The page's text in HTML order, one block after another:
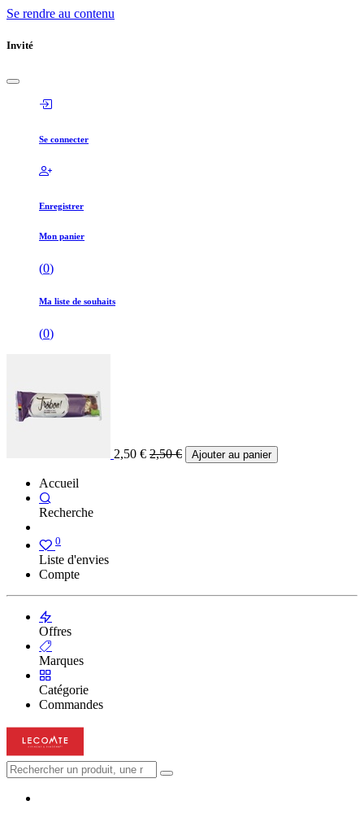
Se rendre au contenu
Invité
Se connecter
Enregistrer
Mon panier
(0)
Ma liste de souhaits
(0)
2,50 € 2,50€ Ajouter au panier
Accueil
Recherche
0
Liste d'envies
Compte
Offres
Marques
Catégorie
Commandes